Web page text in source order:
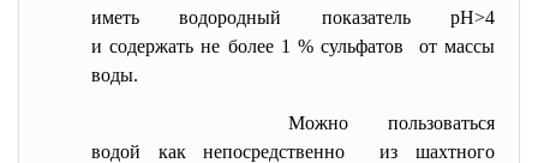
иметь водородный показатель рН>4
и содержать не более 1 % сульфатов от массы
воды.
Можно пользоваться
водой как непосредственно из шахтного